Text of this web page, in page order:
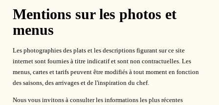
Mentions sur les photos et
menus
Les photographies des plats et les descriptions figurant sur ce site
internet sont fournies à titre indicatif et sont non contractuelles. Les
menus, cartes et tarifs peuvent être modifiés à tout moment en fonction
des saisons, des arrivages et de l'inspiration du chef.
Nous vous invitons à consulter les informations les plus récentes